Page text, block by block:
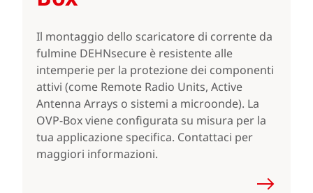
Il montaggio dello scaricatore di corrente da
fulmine DEHNsecure è resistente alle
intemperie per la protezione dei componenti
attivi (come Remote Radio Units, Active
Antenna Arrays o sistemi a microonde). La
OVP-Box viene configurata su misura per la
tua applicazione specifica. Contattaci per
maggiori informazioni.